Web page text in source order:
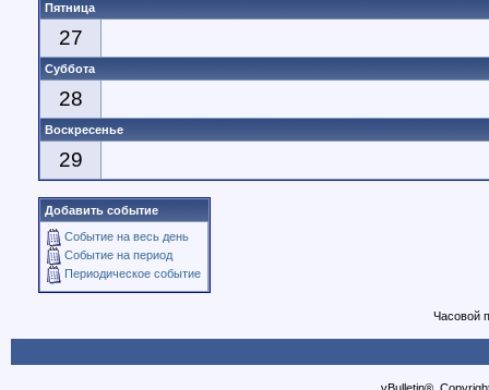
Пятница
27
Суббота
28
Воскресенье
29
Добавить событие
Событие на весь день
Событие на период
Периодическое событие
Часовой